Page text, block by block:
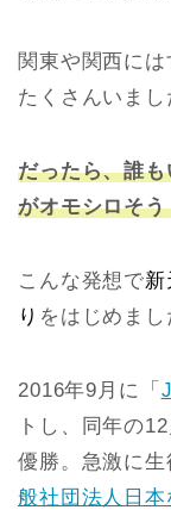
関東や関西に
たくさんいまし
だったら、誰
がオモシロそ
こんな発想で新
り をはじめまし
2016年9月に「
トし、同年の
優勝。急激に
般社団法人日